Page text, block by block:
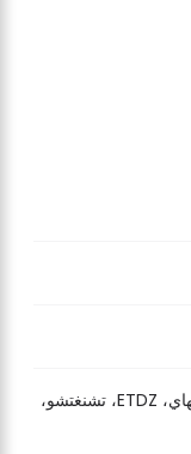
ساحة تشنغشانغ جينغكاي، طريق شرق هانغهاي، ETDZ، تشنغتشو،